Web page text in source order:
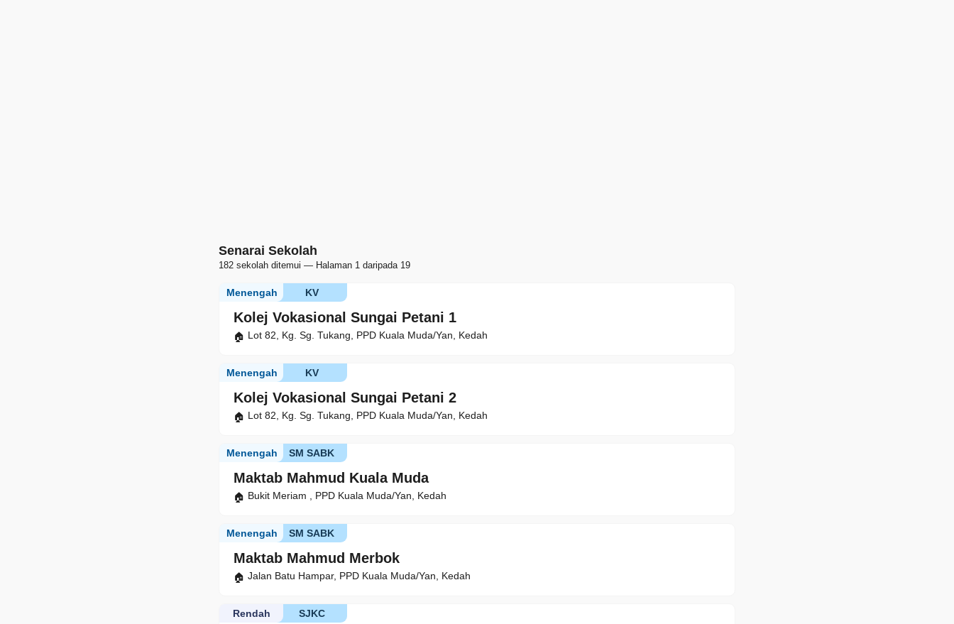
Senarai Sekolah
182 sekolah ditemui — Halaman 1 daripada 19
Kolej Vokasional Sungai Petani 1
KV
Menengah
Lot 82, Kg. Sg. Tukang, PPD Kuala Muda/Yan, Kedah
Kolej Vokasional Sungai Petani 2
KV
Menengah
Lot 82, Kg. Sg. Tukang, PPD Kuala Muda/Yan, Kedah
Maktab Mahmud Kuala Muda
SM SABK
Menengah
Bukit Meriam , PPD Kuala Muda/Yan, Kedah
Maktab Mahmud Merbok
SM SABK
Menengah
Jalan Batu Hampar, PPD Kuala Muda/Yan, Kedah
SJKC
Rendah